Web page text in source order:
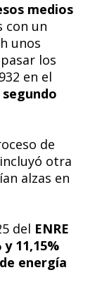
medios
con un
unos
los
en el
segundo
de
otra
alzas en
del ENRE
11,15%
energía